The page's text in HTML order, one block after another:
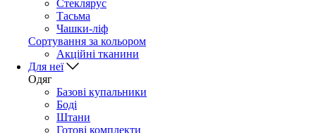
Стеклярус
Тасьма
Чашки-ліф
Сортування за кольором
Акційні тканини
Для неї
Одяг
Базові купальники
Боді
Штани
Готові комплекти